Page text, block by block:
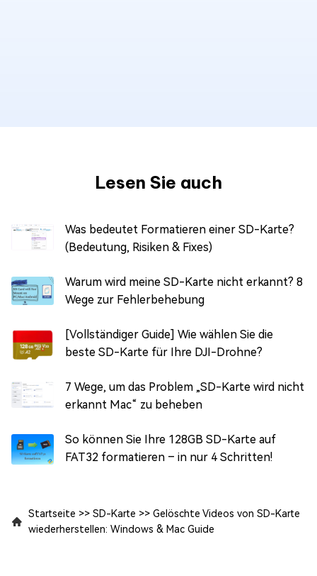
Lesen Sie auch
Was bedeutet Formatieren einer SD-Karte?
(Bedeutung, Risiken & Fixes)
Warum wird meine SD-Karte nicht erkannt? 8
Wege zur Fehlerbehebung
[Vollständiger Guide] Wie wählen Sie die
beste SD-Karte für Ihre DJI-Drohne?
7 Wege, um das Problem „SD-Karte wird nicht
erkannt Mac“ zu beheben
So können Sie Ihre 128GB SD-Karte auf
FAT32 formatieren – in nur 4 Schritten!
Startseite >> SD-Karte >> Gelöschte Videos von SD-Karte
wiederherstellen: Windows & Mac Guide